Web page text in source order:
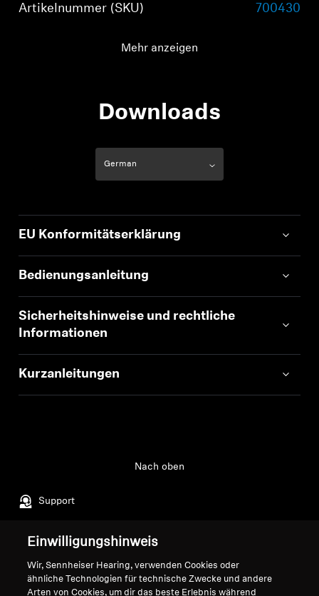
Artikelnummer (SKU)
700430
Mehr anzeigen
Downloads
EU Konformitätserklärung
Bedienungsanleitung
Sicherheitshinweise und rechtliche
Informationen
Kurzanleitungen
Support
Nach oben
Vertrag widerrufen
Karriere bei Sonova
Einwilligungshinweis
Wir, Sennheiser Hearing, verwenden Cookies oder
ähnliche Technologien für technische Zwecke und andere
Arten von Cookies, um dir das beste Erlebnis während